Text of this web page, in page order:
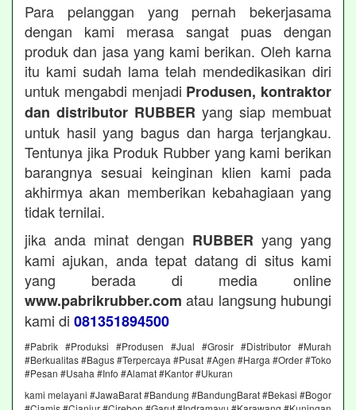
Para pelanggan yang pernah bekerjasama
dengan kami merasa sangat puas dengan
produk dan jasa yang kami berikan. Oleh karna
itu kami sudah lama telah mendedikasikan diri
untuk mengabdi menjadi Produsen, kontraktor
dan distributor RUBBER yang siap membuat
untuk hasil yang bagus dan harga terjangkau.
Tentunya jika Produk Rubber yang kami berikan
barangnya sesuai keinginan klien kami pada
akhirmya akan memberikan kebahagiaan yang
tidak ternilai.
jika anda minat dengan RUBBER yang yang
kami ajukan, anda tepat datang di situs kami
yang berada di media online
www.pabrikrubber.com atau langsung hubungi
kami di 081351894500
#Pabrik #Produksi #Produsen #Jual #Grosir #Distributor #Murah
#Berkualitas #Bagus #Terpercaya #Pusat #Agen #Harga #Order #Toko
#Pesan #Usaha #Info #Alamat #Kantor #Ukuran
kami melayani #JawaBarat #Bandung #BandungBarat #Bekasi #Bogor